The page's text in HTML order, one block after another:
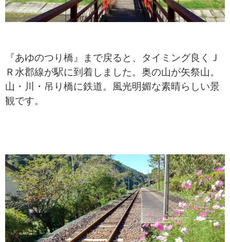
『あゆのつり橋』まで戻ると、タイミング良くＪ
Ｒ水郡線が駅に到着しました。奥の山が矢祭山。
山・川・吊り橋に鉄道。風光明媚な素晴らしい景
観です。